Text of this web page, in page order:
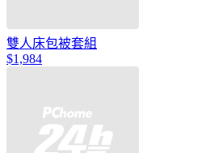
雙人床包被套組
$1,984